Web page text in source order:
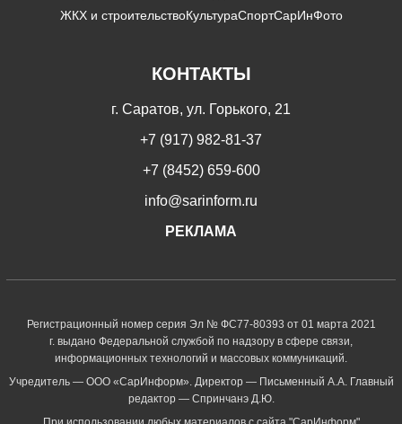
ЖКХ и строительствоКультураСпортСарИнФото
КОНТАКТЫ
г. Саратов, ул. Горького, 21
+7 (917) 982-81-37
+7 (8452) 659-600
info@sarinform.ru
РЕКЛАМА
Регистрационный номер серия Эл № ФС77-80393 от 01 марта 2021
г. выдано Федеральной службой по надзору в сфере связи,
информационных технологий и массовых коммуникаций.
Учредитель — ООО «СарИнформ». Директор — Письменный А.А. Главный
редактор — Спринчанэ Д.Ю.